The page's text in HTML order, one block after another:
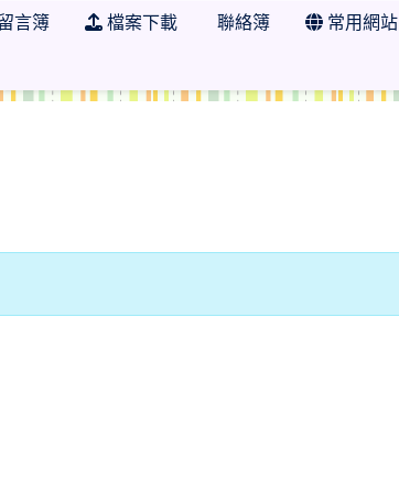
言簿 檔案下載 聯絡簿 常用網站
立日新國小社會科任